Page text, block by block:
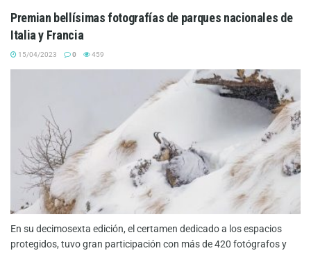
Premian bellísimas fotografías de parques nacionales de
Italia y Francia
15/04/2023 0 459
En su decimosexta edición, el certamen dedicado a los espacios
protegidos, tuvo gran participación con más de 420 fotógrafos y